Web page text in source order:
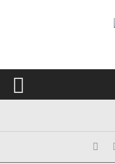
PORTADA
FESTIVALES